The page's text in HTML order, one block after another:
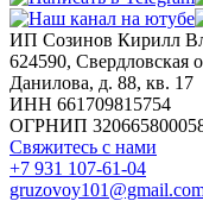
ИП Созинов Кирилл
624590, Свердловская
Данилова, д. 88, кв. 17
ИНН 661709815754
ОГРНИП
Свяжитесь с нами
+7 931 107-61-04